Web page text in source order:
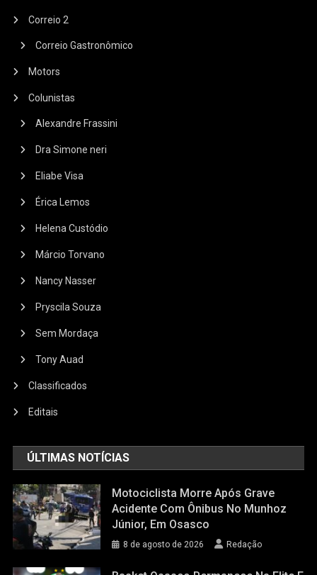
Correio 2
Correio Gastronômico
Motors
Colunistas
Alexandre Frassini
Dra Simone neri
Eliabe Visa
Érica Lemos
Helena Custódio
Márcio Torvano
Nancy Nasser
Pryscila Souza
Sem Mordaça
Tony Auad
Classificados
Editais
ÚLTIMAS NOTÍCIAS
Motociclista Morre Após Grave
Acidente Com Ônibus No Munhoz
Júnior, Em Osasco
8 de agosto de 2026 Redação